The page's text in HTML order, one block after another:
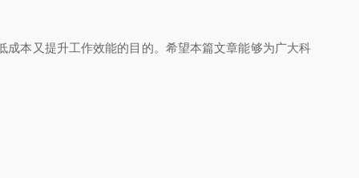
本又提升工作效能的目的。希望本篇文章能够为广大科